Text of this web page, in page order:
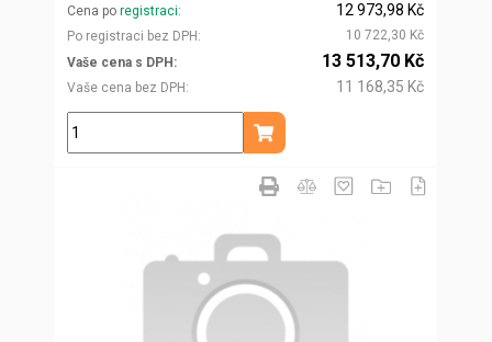
Cena po registraci
Po registraci bez DPH
12 973,98 Kč
10 722,30 Kč
Vaše cena s DPH
Vaše cena bez DPH
13 513,70 Kč
11 168,35 Kč
ks
Přidat do košíku